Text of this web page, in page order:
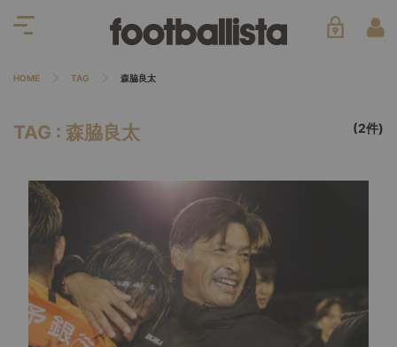
HOME TAG 森脇良太
TAG : 森脇良太 (2件)